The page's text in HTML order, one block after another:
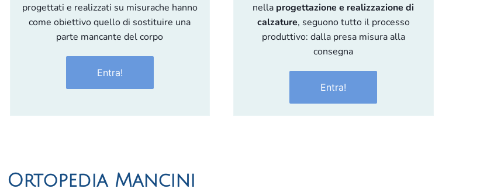
progettati e realizzati su misurache hanno
come obiettivo quello di sostituire una
parte mancante del corpo
Entra!
nella progettazione e realizzazione di
calzature, seguono tutto il processo
produttivo: dalla presa misura alla
consegna
Entra!
Ortopedia Mancini